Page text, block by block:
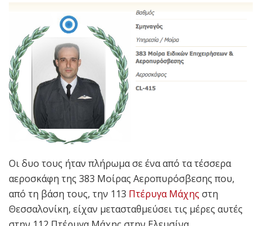
Οι δυο τους ήταν πλήρωμα σε ένα από τα τέσσερα
αεροσκάφη της 383 Μοίρας Αεροπυρόσβεσης που,
από τη βάση τους, την 113 Πτέρυγα Μάχης στη
Θεσσαλονίκη, είχαν μετασταθμεύσει τις μέρες αυτές